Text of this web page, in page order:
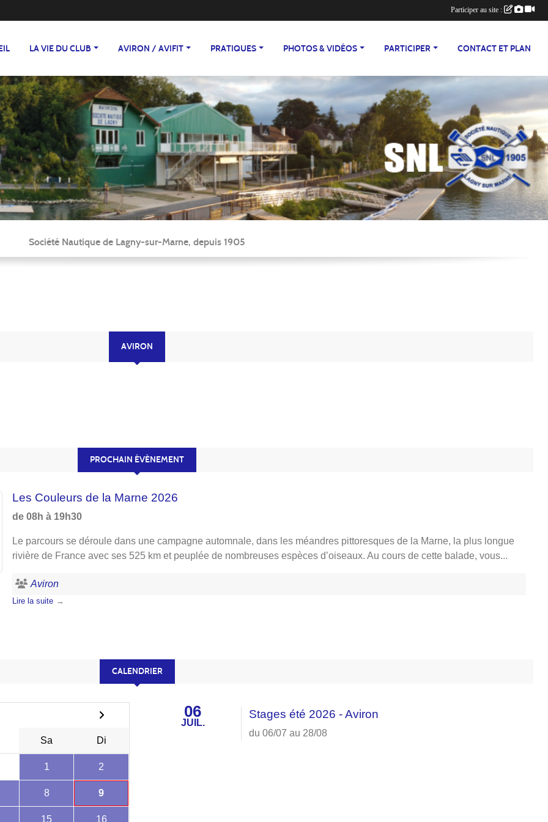
LA VIE DU CLUB AVIRON / AVIFIT PRATIQUES PHOTOS & VIDÉOS PARTICIPER CONTACT ET PLAN
Société Nautique de Lagny-sur-Marne, depuis 1905
AVIRON
PROCHAIN ÉVÈNEMENT
Les Couleurs de la Marne 2026
de 08h à 19h30
Le parcours se déroule dans une campagne automnale, dans les méandres pittoresques de la Marne, la plus longue
rivière de France avec ses 525 km et peuplée de nombreuses espèces d’oiseaux. Au cours de cette balade, vous...
Aviron
Lire la suite
CALENDRIER
Sa Di
1 2
8 9
15 16
06
JUIL.
Stages été 2026 - Aviron
du 06/07 au 28/08
Participer au site :